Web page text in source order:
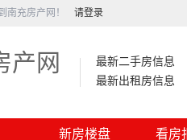
南充房产网！ 请登录
产网
最新二手房信息
最新出租房信息
新房楼盘 看房